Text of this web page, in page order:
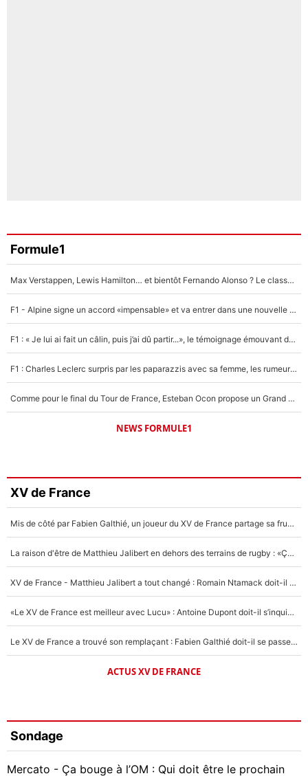
Formule1
Max Verstappen, Lewis Hamilton… et bientôt Fernando Alonso ? Le classement des pilotes les mieux payés en Formule 1 risque de changer !
F1 - Alpine signe un accord «impensable» et va entrer dans une nouvelle dimension : Grande nouvelle pour Pierre Gasly !
F1 : « Je lui ai fait un câlin, puis j’ai dû partir...», le témoignage émouvant de Max Verstappen sur sa fille
F1 : Charles Leclerc surpris par les paparazzis avec sa femme, les rumeurs étaient vraies !
Comme pour le final du Tour de France, Esteban Ocon propose un Grand Prix de Formule 1 à Paris : «Autour de l’Arc de Triomphe, ce serait génial» !
NEWS FORMULE1
XV de France
Mis de côté par Fabien Galthié, un joueur du XV de France partage sa frustration : «ils ne me l’ont pas dit tout de suite»
La raison d'être de Matthieu Jalibert en dehors des terrains de rugby : «Ça m'atteint autant que si tu touches à un membre de ma famille»
XV de France - Matthieu Jalibert a tout changé : Romain Ntamack doit-il s’inquiéter pour sa place à un an de la Coupe du monde ?
«Le XV de France est meilleur avec Lucu» : Antoine Dupont doit-il s’inquiéter pour sa place ?
Le XV de France a trouvé son remplaçant : Fabien Galthié doit-il se passer d'Antoine Dupont ?
ACTUS XV DE FRANCE
Sondage
Mercato - Ça bouge à l’OM : Qui doit être le prochain